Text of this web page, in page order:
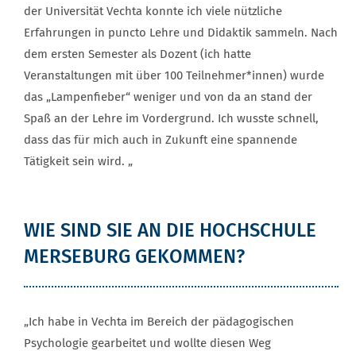
der Universität Vechta konnte ich viele nützliche
Erfahrungen in puncto Lehre und Didaktik sammeln. Nach
dem ersten Semester als Dozent (ich hatte
Veranstaltungen mit über 100 Teilnehmer*innen) wurde
das „Lampenfieber“ weniger und von da an stand der
Spaß an der Lehre im Vordergrund. Ich wusste schnell,
dass das für mich auch in Zukunft eine spannende
Tätigkeit sein wird. „
WIE SIND SIE AN DIE HOCHSCHULE
MERSEBURG GEKOMMEN?
„Ich habe in Vechta im Bereich der pädagogischen
Psychologie gearbeitet und wollte diesen Weg